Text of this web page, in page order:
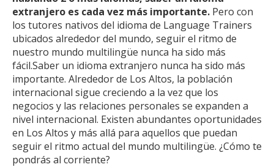
extranjero es cada vez más importante. Pero con
los tutores nativos del idioma de Language Trainers
ubicados alrededor del mundo, seguir el ritmo de
nuestro mundo multilingüe nunca ha sido más
fácil.Saber un idioma extranjero nunca ha sido más
importante. Alrededor de Los Altos, la población
internacional sigue creciendo a la vez que los
negocios y las relaciones personales se expanden a
nivel internacional. Existen abundantes oportunidades
en Los Altos y más allá para aquellos que puedan
seguir el ritmo actual del mundo multilingüe. ¿Cómo te
pondrás al corriente?